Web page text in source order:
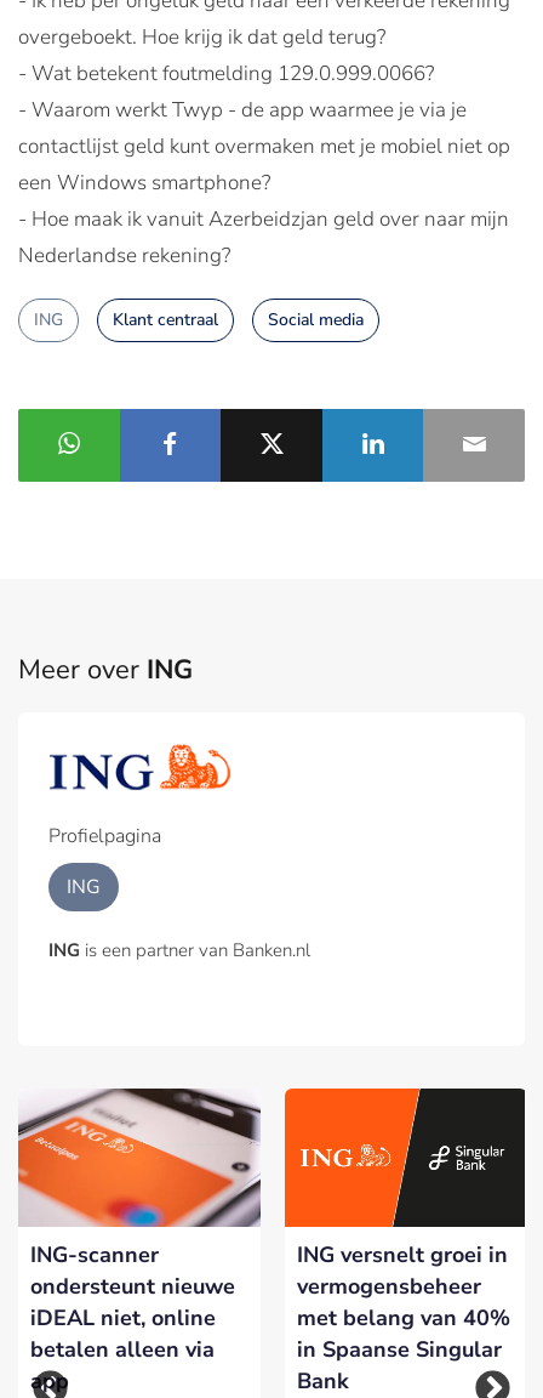
overgeboekt. Hoe krijg ik dat geld terug?
- Wat betekent foutmelding 129.0.999.0066?
- Waarom werkt Twyp - de app waarmee je via je
contactlijst geld kunt overmaken met je mobiel niet op
een Windows smartphone?
- Hoe maak ik vanuit Azerbeidzjan geld over naar mijn
Nederlandse rekening?
ING Klant centraal Social media
Meer over ING
Profielpagina
ING
ING is een partner van Banken.nl
ING-scanner
ondersteunt nieuwe
iDEAL niet, online
betalen alleen via
app
ING versnelt groei in
vermogensbeheer
met belang van 40%
in Spaanse Singular
Bank